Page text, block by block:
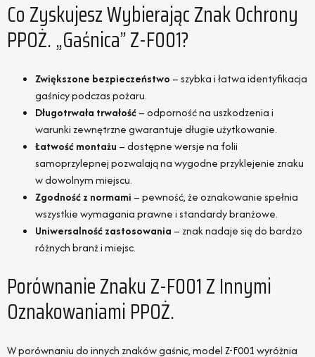
Co Zyskujesz Wybierając Znak Ochrony
PPOŻ. „Gaśnica” Z-F001?
Zwiększone bezpieczeństwo – szybka i łatwa identyfikacja
gaśnicy podczas pożaru.
Długotrwała trwałość– odporność na uszkodzenia i
warunki zewnętrzne gwarantuje długie użytkowanie.
Łatwość montażu – dostępne wersje na folii
samoprzylepnej pozwalają na wygodne przyklejenie znaku
w dowolnym miejscu.
Zgodność z normami – pewność, że oznakowanie spełnia
wszystkie wymagania prawne i standardy branżowe.
Uniwersalność zastosowania – znak nadaje się do bardzo
różnych branż i miejsc.
Porównanie Znaku Z-F001 Z Innymi
Oznakowaniami PPOŻ.
W porównaniu do innych znaków gaśnic, model Z-F001 wyróżnia